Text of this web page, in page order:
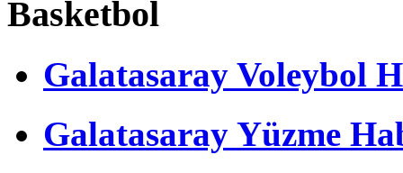
Basketbol
Galatasaray Voleybol
Galatasaray Yüzme